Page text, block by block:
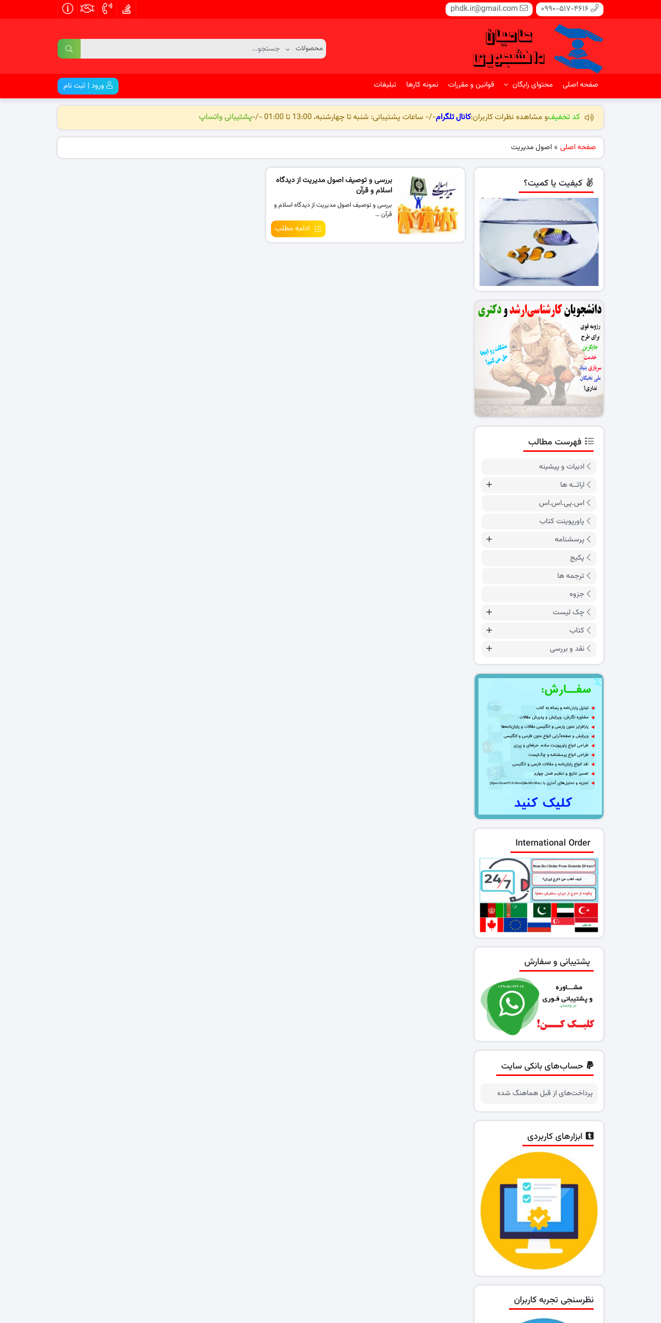
0990-517-4616
phdk.ir@gmail.com
صفحه اصلی محتوای رایگان قوانین و مقررات نمونه کارها تبلیغات ورود | ثبت نام
کد تخفیفو مشاهده نظرات کاربران:کانال تلگرام-/- ساعات پشتیبانی: شنبه تا چهارشنبه، 13:00 تا 01:00 -/- پشتیبانی واتساپ
صفحه اصلی » اصول مدیریت
بررسی و توصیف اصول مدیریت از دیدگاه
اسلام و قرآن
بررسی و توصیف اصول مدیریت از دیدگاه اسلام و
قرآن …
ادامه مطلب
کیفیت یا کمیت؟
فهرست مطالب
ادبیات و پیشینه
ارائــه ها
اس.پی.اس.اس
پاورپوینت کتاب
پرسشنامه
پکیج
ترجمه ها
جزوه
چک لیست
کتاب
نقد و بررسی
International Order
پشتیبانی و سفارش
حساب‌های بانکی سایت
پرداخت‌های از قبل هماهنگ شده
ابزارهای کاربردی
نظرسنجی تجربه کاربران